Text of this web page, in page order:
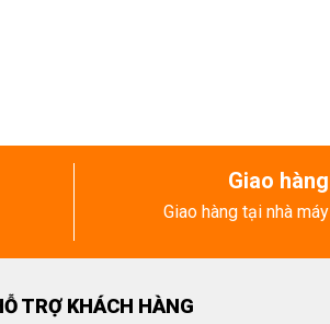
Giao hàng
Giao hàng tại nhà máy
TRỢ KHÁCH HÀNG